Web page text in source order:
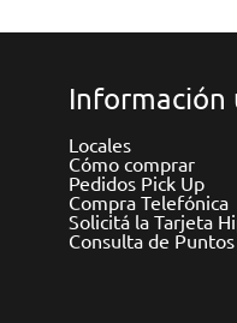
Información
Locales
Cómo comprar
Pedidos Pick Up
Compra Telefónica
Solicitá la Tarjeta
Consulta de Puntos